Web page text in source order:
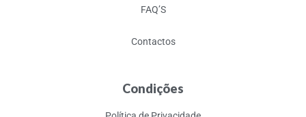
FAQ’S
Contactos
Condições